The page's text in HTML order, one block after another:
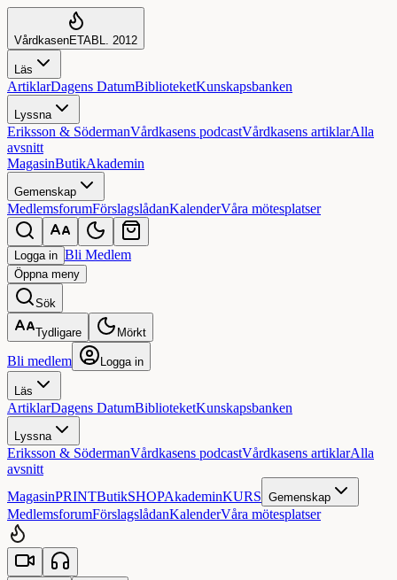
VårdkasenETABL. 2012
Läs
ArtiklarDagens DatumBiblioteketKunskapsbanken
Lyssna
Eriksson & SödermanVårdkasens podcastVårdkasens artiklarAlla
avsnitt
MagasinButikAkademin
Gemenskap
MedlemsforumFörslagslådanKalenderVåra mötesplatser
Logga in Bli Medlem
Öppnameny
Sök
Tydligare Mörkt
Bli medlem Logga in
Läs
ArtiklarDagens DatumBiblioteketKunskapsbanken
Lyssna
Eriksson & SödermanVårdkasens podcastVårdkasens artiklarAlla
avsnitt
MagasinPRINTButikSHOPAkademinKURS Gemenskap
MedlemsforumFörslagslådanKalenderVåra mötesplatser